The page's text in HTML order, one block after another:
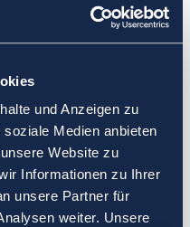
und Anzeigen zu
Medien anbieten
Website zu
Informationen zu Ihrer
unsere Partner für
weiter. Unsere